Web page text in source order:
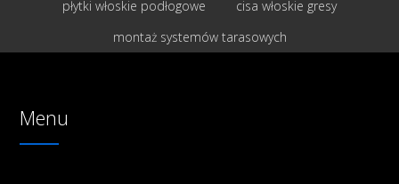
płytki włoskie podłogowe
cisa włoskie gresy
montaż systemów tarasowych
Menu